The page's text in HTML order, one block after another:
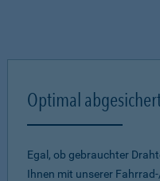
Optimal
Egal, ob gebrauchter
Ihnen mit unserer